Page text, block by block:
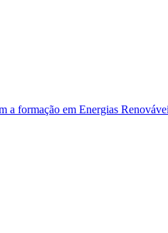
a formação em Energias